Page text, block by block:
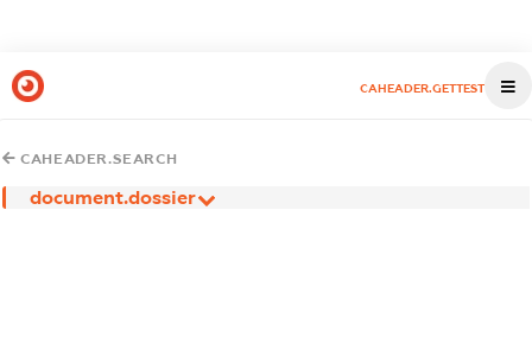
CAHEADER.GETTEST
CAHEADER.SEARCH
document.dossier